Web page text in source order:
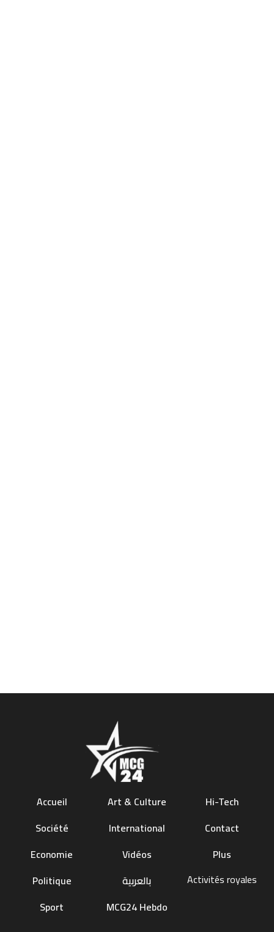
Accueil
Société
Economie
Politique
Sport
Art & Culture
International
Vidéos
بالعربية
MCG24 Hebdo
Hi-Tech
Contact
Plus
Activités royales